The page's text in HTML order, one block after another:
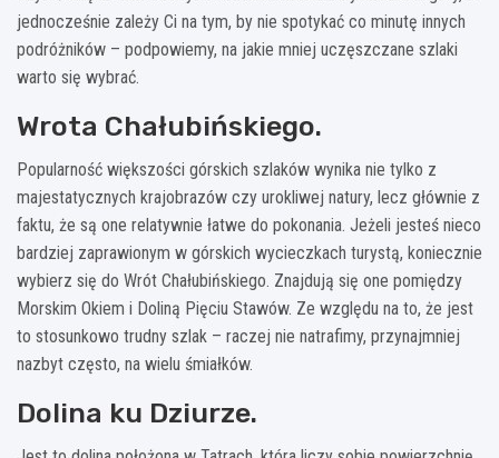
jednocześnie zależy Ci na tym, by nie spotykać co minutę innych
podróżników – podpowiemy, na jakie mniej uczęszczane szlaki
warto się wybrać.
Wrota Chałubińskiego.
Popularność większości górskich szlaków wynika nie tylko z
majestatycznych krajobrazów czy urokliwej natury, lecz głównie z
faktu, że są one relatywnie łatwe do pokonania. Jeżeli jesteś nieco
bardziej zaprawionym w górskich wycieczkach turystą, koniecznie
wybierz się do Wrót Chałubińskiego. Znajdują się one pomiędzy
Morskim Okiem i Doliną Pięciu Stawów. Ze względu na to, że jest
to stosunkowo trudny szlak – raczej nie natrafimy, przynajmniej
nazbyt często, na wielu śmiałków.
Dolina ku Dziurze.